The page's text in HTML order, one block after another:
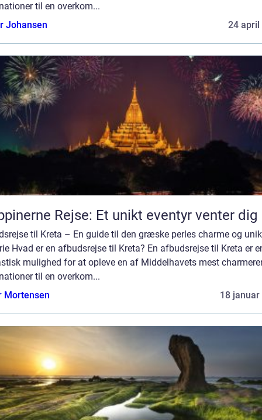
til en overkom...
Johansen
24 april
Rejse: Et unikt eventyr venter dig
til Kreta – En guide til den græske perles charme og
Hvad er en afbudsrejse til Kreta? En afbudsrejse til Kreta er
mulighed for at opleve en af Middelhavets mest
til en overkom...
Mortensen
18 januar